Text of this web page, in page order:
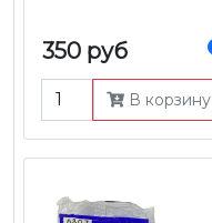
350 руб
В корзину